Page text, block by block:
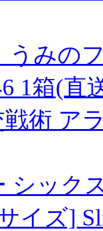
うみの
1箱(直
戦術 ア
シック
イズ]